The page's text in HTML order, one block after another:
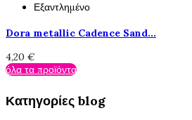
Εξαντλημένο
Dora metallic Cadence Sand...
4,20 €
όλα τα προϊόντα
Κατηγορίες blog